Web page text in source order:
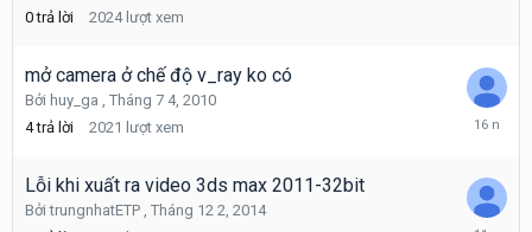
0 trả lời 2024 lượt xem
mở camera ở chế độ v_ray ko có
Bởi huy_ga , Tháng 7 4, 2010
4 trả lời 2021 lượt xem
Tháng
2010
Lỗi khi xuất ra video 3ds max 2011-32bit
BởitrungnhatETP , Tháng 12 2, 2014
Tháng